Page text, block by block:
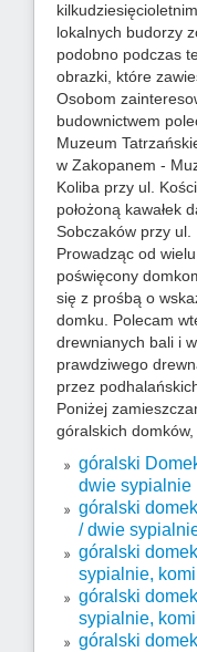
lokalnych budorzy
podobno podczas
obrazki, które
Osobom
budownictwem
Muzeum
w Zakopanem -
Koliba przy ul.
położoną kawałek
Sobczaków przy
Prowadząc od
poświęcony
się z prośbą o
domku. Polecam
drewnianych bali i
prawdziwego
przez
Poniżej
góralskich
góralski
dwie sypialnie
góralski
/ dwie
góralski
sypialnie,
góralski
sypialnie,
góralski